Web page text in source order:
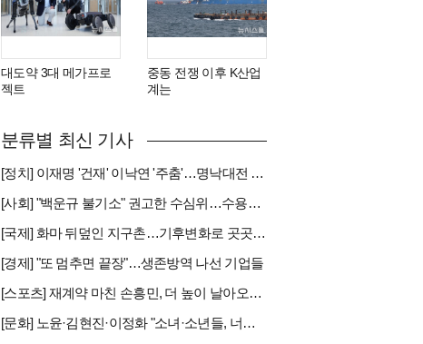
대도약 3대 메가프로
젝트
중동 전쟁 이후 K산업
계는
분류별 최신 기사
[정치] 이재명 '건재' 이낙연 '주춤'…명낙대전 불안한 휴전
[사회] "백운규 불기소" 권고한 수심위…수용땐 줄소송 피할듯
[국제] 화마 뒤덮인 지구촌…기후변화로 곳곳 대형 화재
[경제] "또 멈추면 끝장"…생존방역 나선 기업들
[스포츠] 재계약 마친 손흥민, 더 높이 날아오를까
[문화] 노윤·김현진·이정화 "소녀·소년들, 너희는 혼자가 아니야"